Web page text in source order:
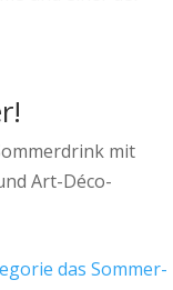
mit
Art-Déco-